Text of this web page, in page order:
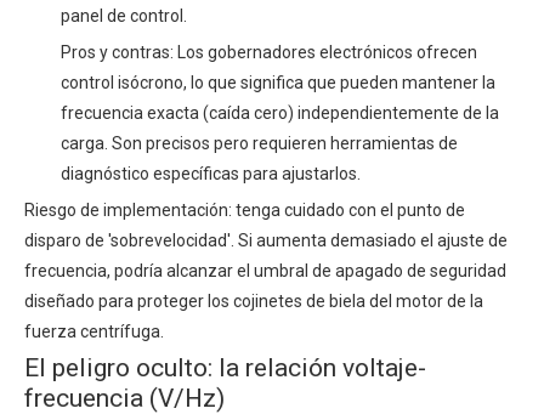
panel de control.
Pros y contras: Los gobernadores electrónicos ofrecen
control isócrono, lo que significa que pueden mantener la
frecuencia exacta (caída cero) independientemente de la
carga. Son precisos pero requieren herramientas de
diagnóstico específicas para ajustarlos.
Riesgo de implementación: tenga cuidado con el punto de
disparo de 'sobrevelocidad'. Si aumenta demasiado el ajuste de
frecuencia, podría alcanzar el umbral de apagado de seguridad
diseñado para proteger los cojinetes de biela del motor de la
fuerza centrífuga.
El peligro oculto: la relación voltaje-
frecuencia (V/Hz)